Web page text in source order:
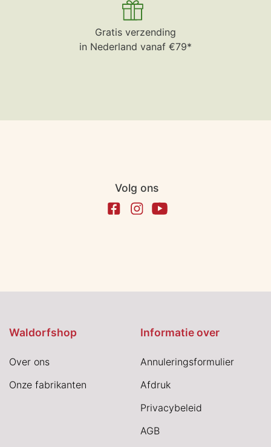
Gratis verzending
in Nederland vanaf €79*
Volg ons
Waldorfshop
Over ons
Onze fabrikanten
Informatie over
Annuleringsformulier
Afdruk
Privacybeleid
AGB